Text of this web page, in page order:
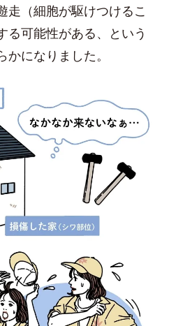
走（細胞が駆けつけるこ
る可能性がある、という
になりました。